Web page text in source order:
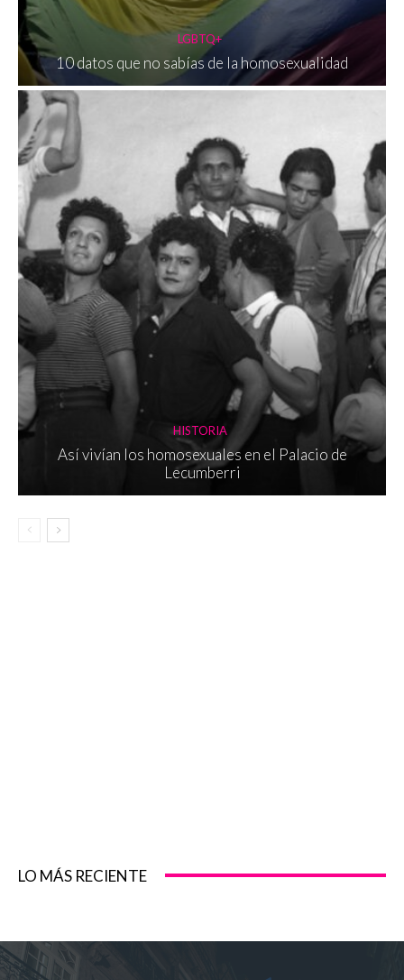
LGBTQ+
10 datos que no sabías de la homosexualidad
HISTORIA
Así vivían los homosexuales en el Palacio de
Lecumberri
LO MÁS RECIENTE